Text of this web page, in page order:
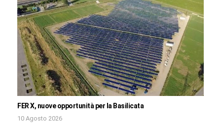
FER X, nuove opportunità per la Basilicata
10 Agosto 2026